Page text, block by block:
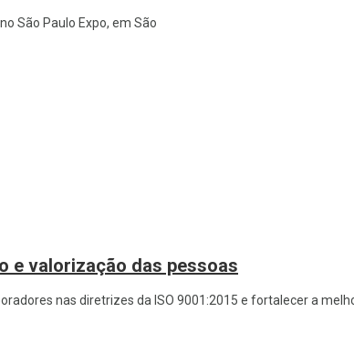
São Paulo Expo, em São
e valorização das pessoas
nas diretrizes da ISO 9001:2015 e fortalecer a